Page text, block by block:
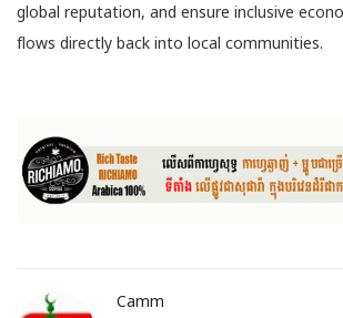
global reputation, and ensure inclusive
flows directly back into local communities.
Camm